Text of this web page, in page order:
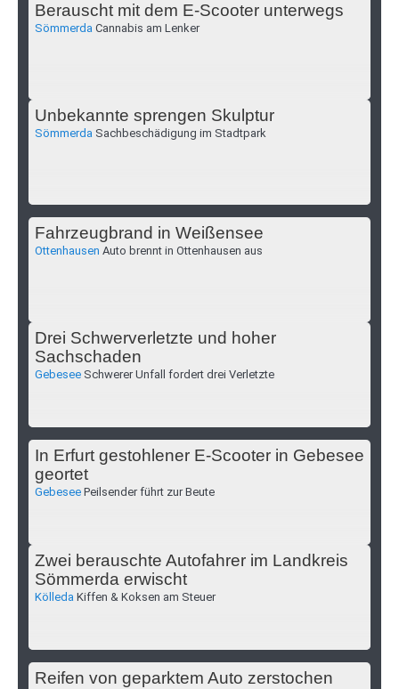
Berauscht mit dem E-Scooter unterwegs
Sömmerda Cannabis am Lenker
Unbekannte sprengen Skulptur
Sömmerda Sachbeschädigung im Stadtpark
Fahrzeugbrand in Weißensee
Ottenhausen Auto brennt in Ottenhausen aus
Drei Schwerverletzte und hoher
Sachschaden
Gebesee Schwerer Unfall fordert drei Verletzte
In Erfurt gestohlener E-Scooter in Gebesee
geortet
Gebesee Peilsender führt zur Beute
Zwei berauschte Autofahrer im Landkreis
Sömmerda erwischt
Kölleda Kiffen & Koksen am Steuer
Reifen von geparktem Auto zerstochen